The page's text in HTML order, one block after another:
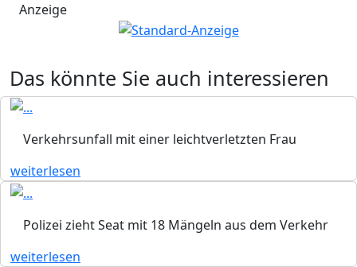
Anzeige
Das könnte Sie auch interessieren
Verkehrsunfall mit einer leichtverletzten Frau
weiterlesen
Polizei zieht Seat mit 18 Mängeln aus dem Verkehr
weiterlesen